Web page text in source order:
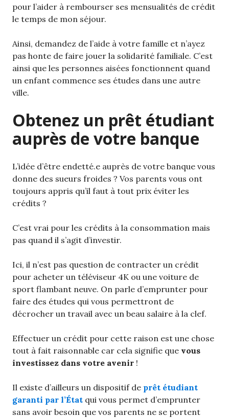
pour l’aider à rembourser ses mensualités de crédit
le temps de mon séjour.
Ainsi, demandez de l’aide à votre famille et n’ayez
pas honte de faire jouer la solidarité familiale. C’est
ainsi que les personnes aisées fonctionnent quand
un enfant commence ses études dans une autre
ville.
Obtenez un prêt étudiant
auprès de votre banque
L’idée d’être endetté.e auprès de votre banque vous
donne des sueurs froides ? Vos parents vous ont
toujours appris qu’il faut à tout prix éviter les
crédits ?
C’est vrai pour les crédits à la consommation mais
pas quand il s’agit d’investir.
Ici, il n’est pas question de contracter un crédit
pour acheter un téléviseur 4K ou une voiture de
sport flambant neuve. On parle d’emprunter pour
faire des études qui vous permettront de
décrocher un travail avec un beau salaire à la clef.
Effectuer un crédit pour cette raison est une chose
tout à fait raisonnable car cela signifie que vous
investissez dans votre avenir !
Il existe d’ailleurs un dispositif de prêt étudiant
garanti par l’État qui vous permet d’emprunter
sans avoir besoin que vos parents ne se portent